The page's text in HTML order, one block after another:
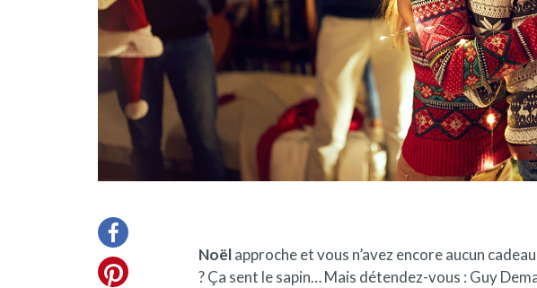
Noëlapproche et vous n’avez encore aucun
? Ça sent le sapin… Mais détendez-vous : Guy